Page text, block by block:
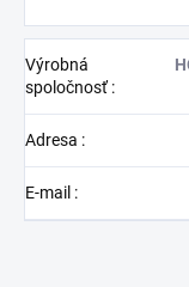
Výrobná
spoločnosť:
Adresa :
E-mail :